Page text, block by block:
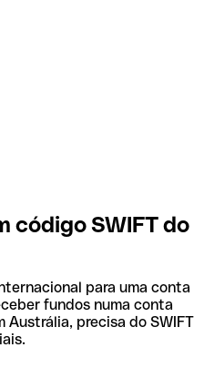
código SWIFT do
para uma conta
fundos numa conta
Austrália, precisa do SWIFT